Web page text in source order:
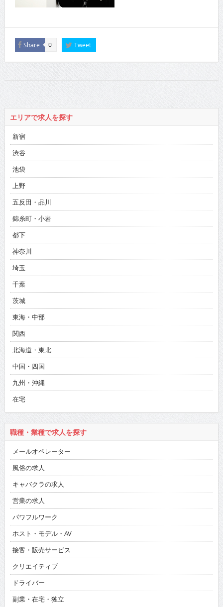
Share 0 Tweet
エリアで求人を探す
新宿
渋谷
池袋
上野
五反田・品川
錦糸町・小岩
都下
神奈川
埼玉
千葉
茨城
東海・中部
関西
北海道・東北
中国・四国
九州・沖縄
在宅
職種・業種で求人を探す
メールオペレーター
風俗の求人
キャバクラの求人
営業の求人
パワフルワーク
ホスト・モデル・AV
接客・販売サービス
クリエイティブ
ドライバー
副業・在宅・独立